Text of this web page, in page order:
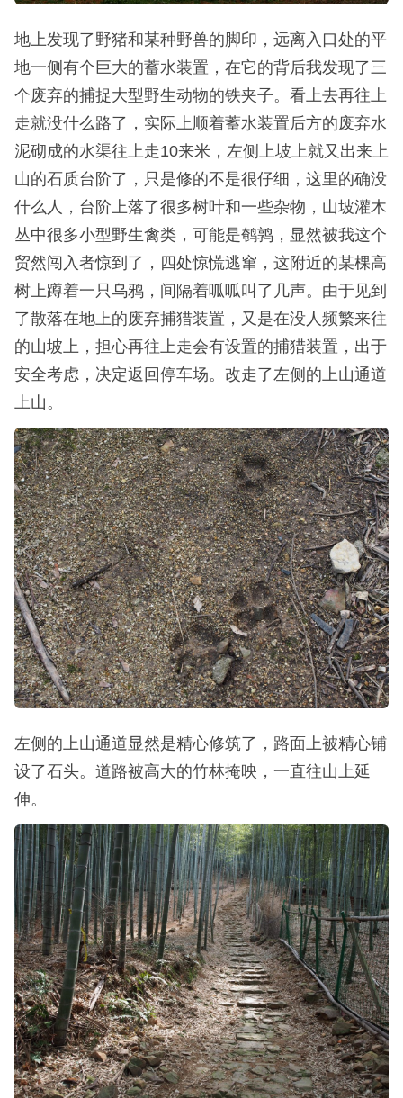
地上发现了野猪和某种野兽的脚印，远离入口处的平
地一侧有个巨大的蓄水装置，在它的背后我发现了三
个废弃的捕捉大型野生动物的铁夹子。看上去再往上
走就没什么路了，实际上顺着蓄水装置后方的废弃水
泥砌成的水渠往上走10来米，左侧上坡上就又出来上
山的石质台阶了，只是修的不是很仔细，这里的确没
什么人，台阶上落了很多树叶和一些杂物，山坡灌木
丛中很多小型野生禽类，可能是鹌鹑，显然被我这个
贸然闯入者惊到了，四处惊慌逃窜，这附近的某棵高
树上蹲着一只乌鸦，间隔着呱呱叫了几声。由于见到
了散落在地上的废弃捕猎装置，又是在没人频繁来往
的山坡上，担心再往上走会有设置的捕猎装置，出于
安全考虑，决定返回停车场。改走了左侧的上山通道
上山。
左侧的上山通道显然是精心修筑了，路面上被精心铺
设了石头。道路被高大的竹林掩映，一直往山上延
伸。